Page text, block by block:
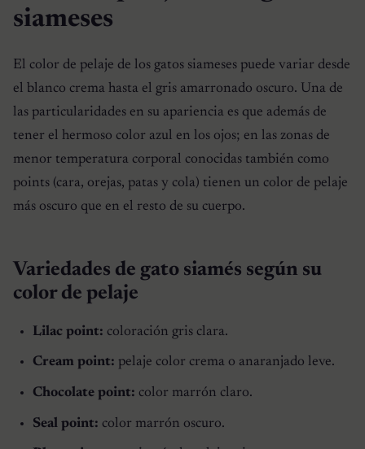
siameses
El color de pelaje de los gatos siameses puede variar desde
el blanco crema hasta el gris amarronado oscuro. Una de
las particularidades en su apariencia es que además de
tener el hermoso color azul en los ojos; en las zonas de
menor temperatura corporal conocidas también como
points (cara, orejas, patas y cola) tienen un color de pelaje
más oscuro que en el resto de su cuerpo.
Variedades de gato siamés según su
color de pelaje
Lilac point: coloración gris clara.
Cream point: pelaje color crema o anaranjado leve.
Chocolate point: color marrón claro.
Seal point: color marrón oscuro.